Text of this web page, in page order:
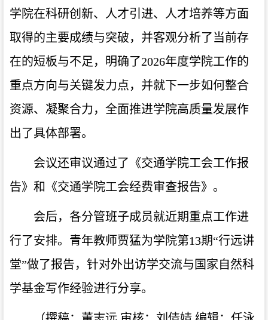
学院在科研创新、人才引进、人才培养等方面
取得的主要成绩与突破，并客观分析了当前存
在的短板与不足，明确了2026年度学院工作的
重点方向与关键发力点，并就下一步如何整合
资源、凝聚合力，全面推进学院高质量发展作
出了具体部署。
会议还审议通过了《交通学院工会工作报
告》和《交通学院工会经费审查报告》。
会后，各分管班子成员就近期重点工作进
行了安排。青年教师贾猛为学院第13期“行远讲
堂”做了报告，针对外出访学交流与国家自然科
学基金写作经验进行分享。